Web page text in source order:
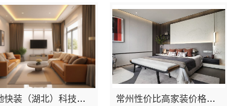
本地快装（湖北）科技有限公司：本地快捷住宅装修毛坯房 常州性价比高家装价格清单-常州宜居佳装饰工程有限公司